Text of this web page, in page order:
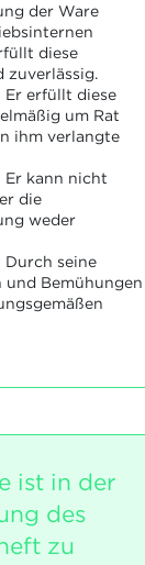
der Ware
diese
zuverlässig.
Er erfüllt diese
um Rat
ihm verlangte
Er kann nicht
die
weder
Durch seine
und Bemühungen
ist in der
des
zu